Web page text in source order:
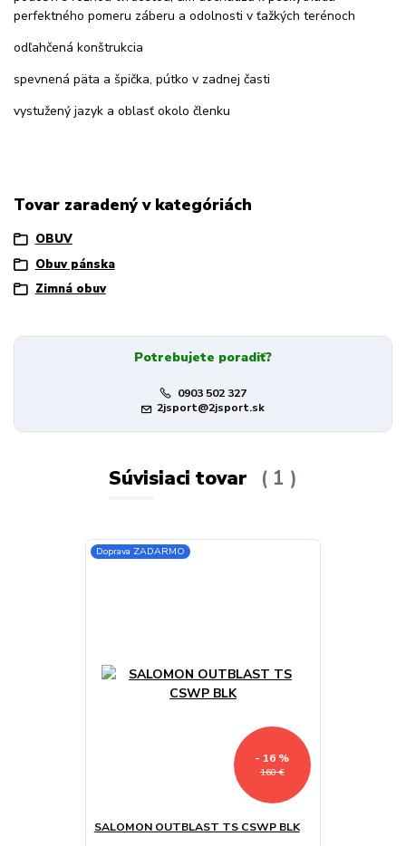
perfektného pomeru záberu a odolnosti v ťažkých terénoch
odľahčená konštrukcia
spevnená päta a špička, pútko v zadnej časti
vystužený jazyk a oblasť okolo členku
Tovar zaradený v kategóriách
OBUV
Obuv pánska
Zimná obuv
Potrebujete poradiť?
0903 502 327
2jsport@2jsport.sk
Súvisiaci tovar 1
Doprava ZADARMO
160 €
- 16 %
SALOMON OUTBLAST TS CSWP BLK